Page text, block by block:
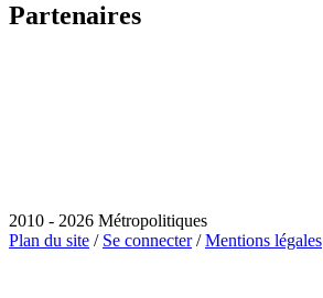
Partenaires
2010 - 2026 Métropolitiques
Plan du site / Se connecter/Mentions légales